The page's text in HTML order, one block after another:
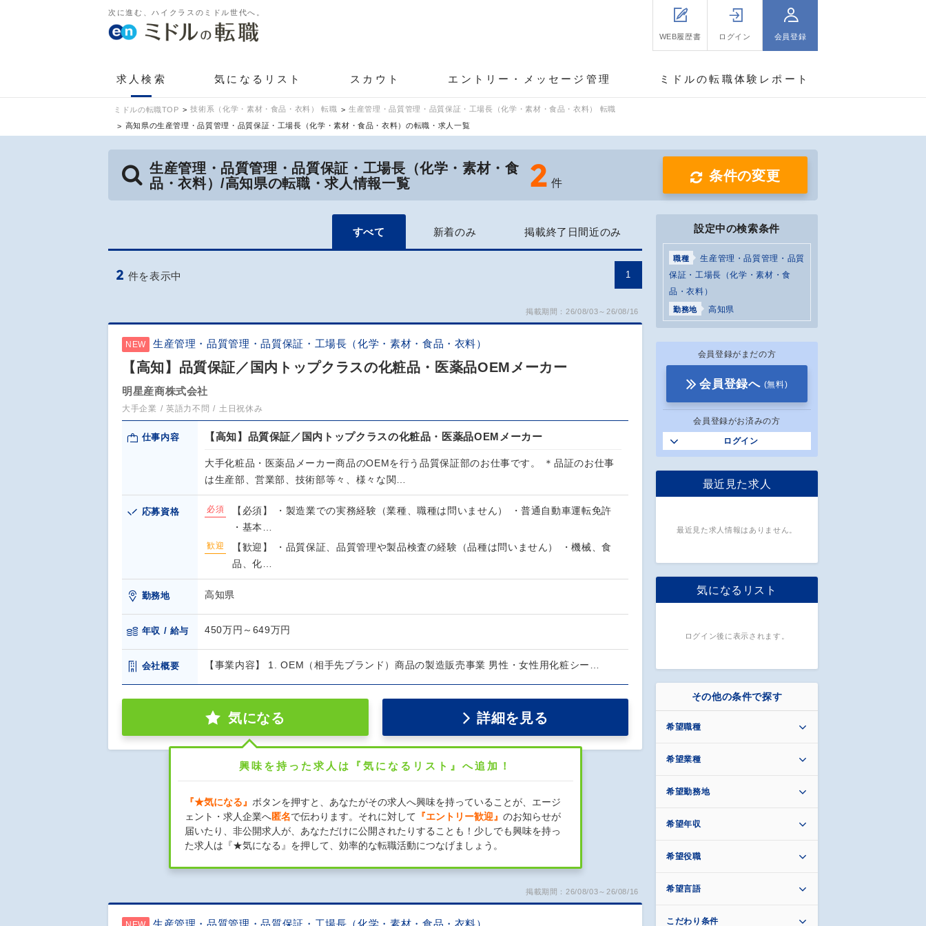
次に進む、ハイクラスのミドル世代へ。
WEB履歴書 ログイン 会員登録
求人検索 気になるリスト スカウト エントリー・メッセージ管理 ミドルの転職体験レポート
ミドルの転職TOP 技術系（化学・素材・食品・衣料） 転職
生産管理・品質管理・品質保証・工場長（化学・素材・食品・衣料） 転職
高知県の生産管理・品質管理・品質保証・工場長（化学・素材・食品・衣料）の転職・求人一覧
生産管理・品質管理・品質保証・工場長（化学・素材・食
品・衣料）/高知県の転職・求人情報一覧
2 件 条件の変更
すべて 新着のみ 掲載終了日間近のみ
2 件を表示中 1
掲載期間：26/08/03～26/08/16
NEW 生産管理・品質管理・品質保証・工場長（化学・素材・食品・衣料）
【高知】品質保証／国内トップクラスの化粧品・医薬品OEMメーカー
明星産商株式会社
大手企業 英語力不問 土日祝休み
仕事内容 【高知】品質保証／国内トップクラスの化粧品・医薬品OEMメーカー
大手化粧品・医薬品メーカー商品のOEMを行う品質保証部のお仕事です。 ＊品証のお仕事
は生産部、営業部、技術部等々、様々な関…
応募資格 必須
【必須】 ・製造業での実務経験（業種、職種は問いません） ・普通自動車運転免許
・基本…
歓迎
【歓迎】 ・品質保証、品質管理や製品検査の経験（品種は問いません） ・機械、食
品、化…
勤務地 高知県
年収 / 給与 450万円～649万円
会社概要 【事業内容】 1. OEM（相手先ブランド）商品の製造販売事業 男性・女性用化粧シー…
気になる 詳細を見る
興味を持った求人は『気になるリスト』へ追加！
『★気になる』 ボタンを押すと、あなたがその求人へ興味を持っていることが、エージ
ェント・求人企業へ匿名で伝わります。それに対して 『エントリー歓迎』 のお知らせが
届いたり、非公開求人が、あなただけに公開されたりすることも！少しでも興味を持っ
た求人は『★気になる』を押して、効率的な転職活動につなげましょう。
掲載期間：26/08/03～26/08/16
生産管理・品質管理・品質保証・工場長（化学・素材・食品・衣料）
設定中の検索条件
職種
生産管理・品質管理・品質
保証・工場長（化学・素材・食
品・衣料）
勤務地 高知県
会員登録がまだの方
会員登録へ (無料)
会員登録がお済みの方
ログイン
最近見た求人
最近見た求人情報はありません。
気になるリスト
ログイン後に表示されます。
その他の条件で探す
希望職種
希望業種
希望勤務地
希望年収
希望役職
希望言語
こだわり条件